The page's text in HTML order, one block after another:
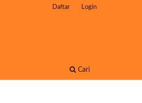
Cari
Daftar Login